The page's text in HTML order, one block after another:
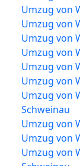
Umzug von
Umzug von
Umzug von
Umzug von
Umzug von
Umzug von
Umzug von
Schweinau
Umzug von
Umzug von
Umzug von